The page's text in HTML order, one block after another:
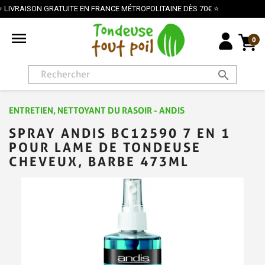
DÈS 70€ ⭐ PAIEMENT SÉCURISÉ PAR
 0
search
ENTRETIEN, NETTOYANT DU RASOIR - ANDIS
SPRAY ANDIS BC12590 7 EN 1
POUR LAME DE TONDEUSE
CHEVEUX, BARBE 473ML